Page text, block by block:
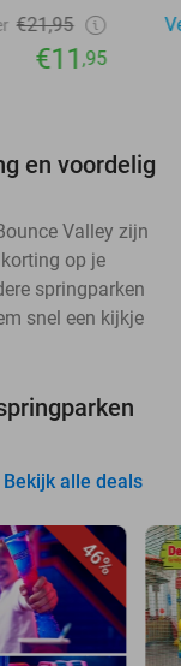
€21,95
€11,95
en voordelig
Valley zijn
op je
springparken
snel een kijkje
Bekijk alle deals
46%